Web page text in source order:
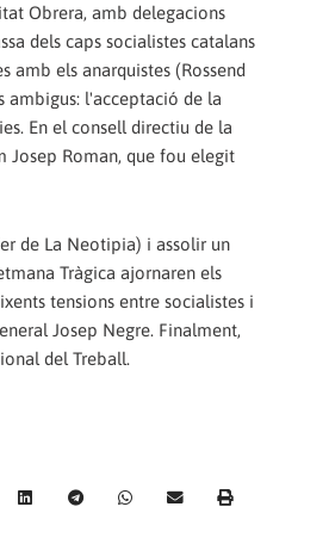
Obrera, amb delegacions
dels caps socialistes catalans
amb els anarquistes (Rossend
ambigus: l'acceptació de la
En el consell directiu de la
Josep Roman, que fou elegit
de La Neotipia) i assolir un
Tràgica ajornaren els
tensions entre socialistes i
Josep Negre. Finalment,
del Treball.